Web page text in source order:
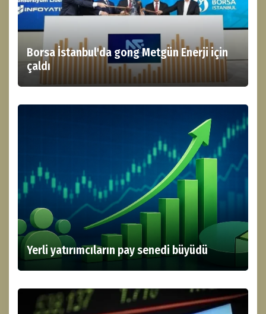
Borsa İstanbul'da gong Metgün Enerji için
çaldı
Yerli yatırımcıların pay senedi büyüdü